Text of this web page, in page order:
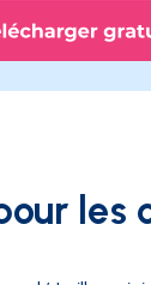
les